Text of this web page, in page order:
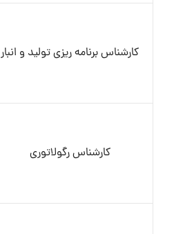
کارشناس برنامه ریزی تولید و انبار
کارشناس رگولاتوری